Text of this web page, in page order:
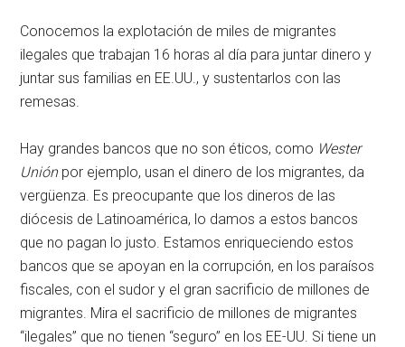
Conocemos la explotación de miles de migrantes
ilegales que trabajan 16 horas al día para juntar dinero y
juntar sus familias en EE.UU., y sustentarlos con las
remesas.
Hay grandes bancos que no son éticos, como Wester
Uniónpor ejemplo, usan el dinero de los migrantes, da
vergüenza. Es preocupante que los dineros de las
diócesis de Latinoamérica, lo damos a estos bancos
que no pagan lo justo. Estamos enriqueciendo estos
bancos que se apoyan en la corrupción, en los paraísos
fiscales, con el sudor y el gran sacrificio de millones de
migrantes. Mira el sacrificio de millones de migrantes
“ilegales” que no tienen “seguro” en los EE-UU. Si tiene un